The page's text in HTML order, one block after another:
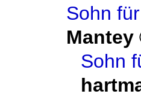
Sohn
Mantey
Sohn